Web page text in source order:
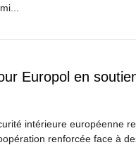
Europol en
intérieure européenne
renforcée face à